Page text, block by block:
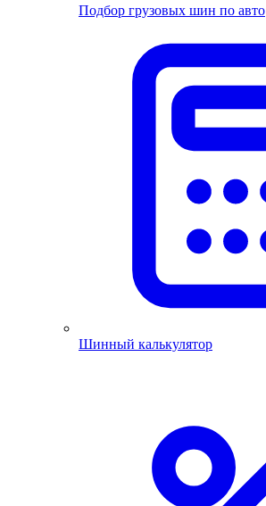
Подбор грузовых шин по авто
Шинный калькулятор